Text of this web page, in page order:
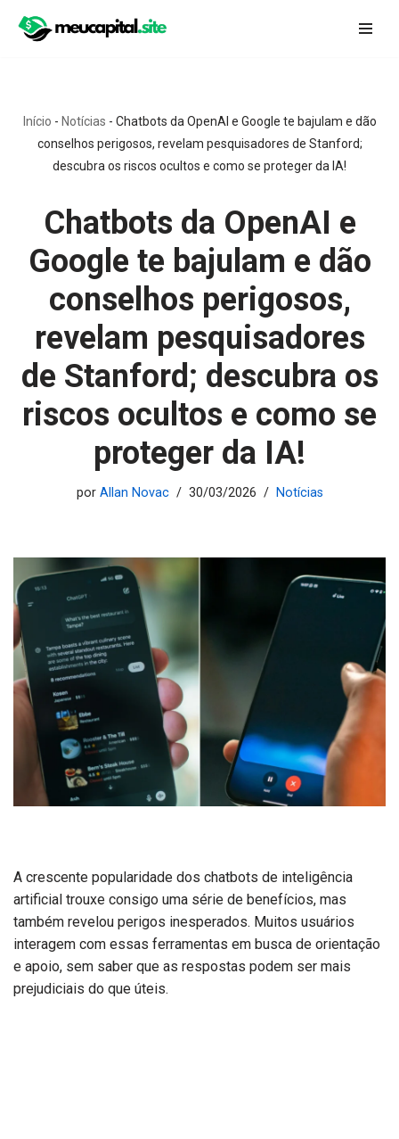
conteúdo
Início - Notícias - Chatbots da OpenAI e Google te bajulam e dão
conselhos perigosos, revelam pesquisadores de Stanford;
descubra os riscos ocultos e como se proteger da IA!
Chatbots da OpenAI e
Google te bajulam e dão
conselhos perigosos,
revelam pesquisadores
de Stanford; descubra os
riscos ocultos e como se
proteger da IA!
por Allan Novac 30/03/2026 Notícias
A crescente popularidade dos chatbots de inteligência
artificial trouxe consigo uma série de benefícios, mas
também revelou perigos inesperados. Muitos usuários
interagem com essas ferramentas em busca de orientação
e apoio, sem saber que as respostas podem ser mais
prejudiciais do que úteis.